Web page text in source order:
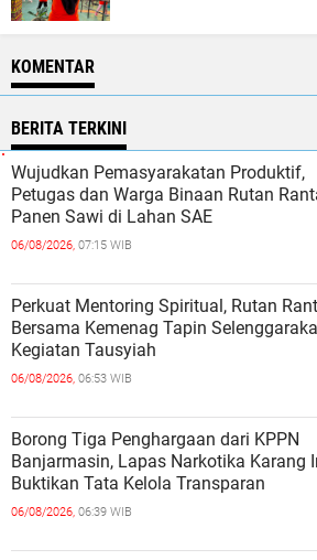
KOMENTAR
BERITA TERKINI
Wujudkan Pemasyarakatan Produktif,
Petugas dan Warga Binaan Rutan
Panen Sawi di Lahan SAE
06/08/2026, 07:15 WIB
Perkuat Mentoring Spiritual, Rutan
Bersama Kemenag Tapin
Kegiatan Tausyiah
06/08/2026, 06:53 WIB
Borong Tiga Penghargaan dari KPPN
Banjarmasin, Lapas Narkotika Karang
Buktikan Tata Kelola Transparan
06/08/2026, 06:39 WIB